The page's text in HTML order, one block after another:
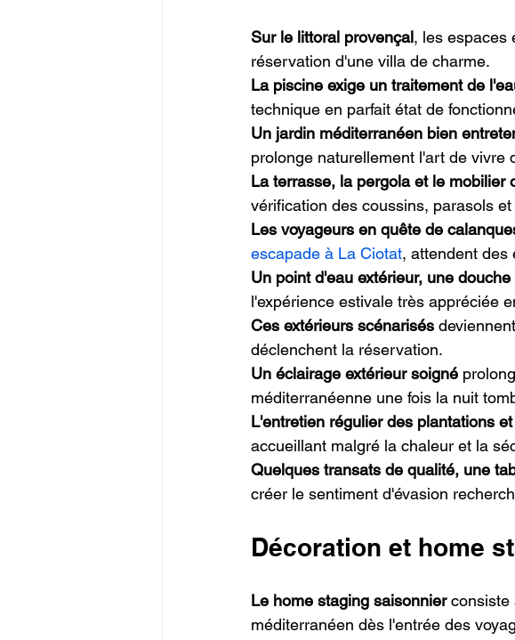
Sur le littoral provençal, les espaces
réservation d'une villa de charme.
La piscine exige un traitement de
technique en parfait état de
Un jardin méditerranéen bien
prolonge naturellement l'art de vivre
La terrasse, la pergola et le mobilier
vérification des coussins, parasols
Les voyageurs en quête de
escapade à La Ciotat, attendent des
Un point d'eau extérieur, une
l'expérience estivale très appréciée
Ces extérieurs scénarisés
déclenchent la réservation.
Un éclairage extérieur soigné
méditerranéenne une fois la nuit
L'entretien régulier des plantations
accueillant malgré la chaleur et la
Quelques transats de qualité, une
créer le sentiment d'évasion
Décoration et home
Le home staging saisonnier consiste
méditerranéen dès l'entrée des